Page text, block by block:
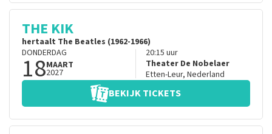
THE KIK
hertaalt The Beatles (1962-1966)
DONDERDAG
18MAART
2027
20:15 uur
Theater De Nobelaer
Etten-Leur, Nederland
BEKIJK TICKETS